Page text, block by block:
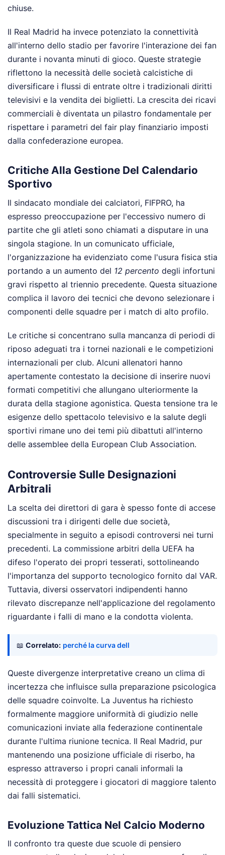
chiuse.
Il Real Madrid ha invece potenziato la connettività
all'interno dello stadio per favorire l'interazione dei fan
durante i novanta minuti di gioco. Queste strategie
riflettono la necessità delle società calcistiche di
diversificare i flussi di entrate oltre i tradizionali diritti
televisivi e la vendita dei biglietti. La crescita dei ricavi
commerciali è diventata un pilastro fondamentale per
rispettare i parametri del fair play finanziario imposti
dalla confederazione europea.
Critiche Alla Gestione Del Calendario
Sportivo
Il sindacato mondiale dei calciatori, FIFPRO, ha
espresso preoccupazione per l'eccessivo numero di
partite che gli atleti sono chiamati a disputare in una
singola stagione. In un comunicato ufficiale,
l'organizzazione ha evidenziato come l'usura fisica stia
portando a un aumento del 12 percento degli infortuni
gravi rispetto al triennio precedente. Questa situazione
complica il lavoro dei tecnici che devono selezionare i
componenti delle squadre per i match di alto profilo.
Le critiche si concentrano sulla mancanza di periodi di
riposo adeguati tra i tornei nazionali e le competizioni
internazionali per club. Alcuni allenatori hanno
apertamente contestato la decisione di inserire nuovi
formati competitivi che allungano ulteriormente la
durata della stagione agonistica. Questa tensione tra le
esigenze dello spettacolo televisivo e la salute degli
sportivi rimane uno dei temi più dibattuti all'interno
delle assemblee della European Club Association.
Controversie Sulle Designazioni
Arbitrali
La scelta dei direttori di gara è spesso fonte di accese
discussioni tra i dirigenti delle due società,
specialmente in seguito a episodi controversi nei turni
precedenti. La commissione arbitri della UEFA ha
difeso l'operato dei propri tesserati, sottolineando
l'importanza del supporto tecnologico fornito dal VAR.
Tuttavia, diversi osservatori indipendenti hanno
rilevato discrepanze nell'applicazione del regolamento
riguardante i falli di mano e la condotta violenta.
📖 Correlato: perché la curva dell
Queste divergenze interpretative creano un clima di
incertezza che influisce sulla preparazione psicologica
delle squadre coinvolte. La Juventus ha richiesto
formalmente maggiore uniformità di giudizio nelle
comunicazioni inviate alla federazione continentale
durante l'ultima riunione tecnica. Il Real Madrid, pur
mantenendo una posizione ufficiale di riserbo, ha
espresso attraverso i propri canali informali la
necessità di proteggere i giocatori di maggiore talento
dai falli sistematici.
Evoluzione Tattica Nel Calcio Moderno
Il confronto tra queste due scuole di pensiero